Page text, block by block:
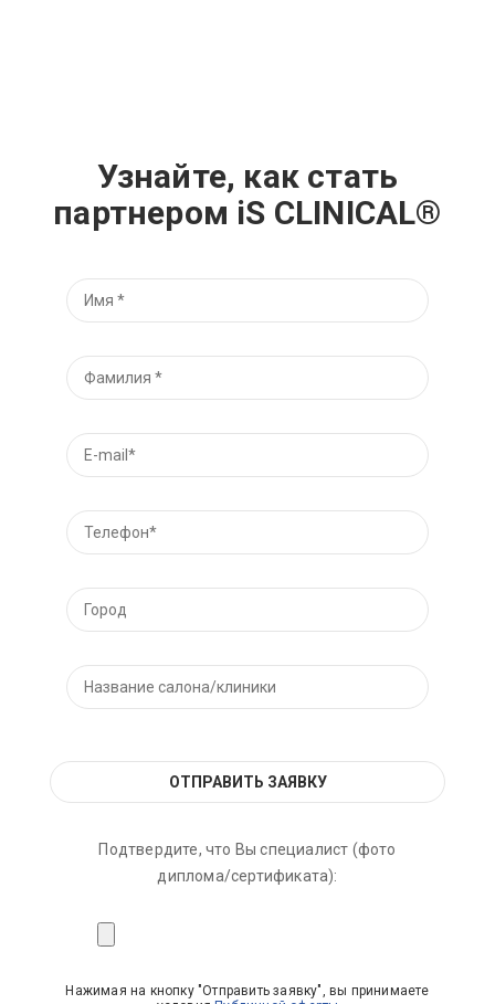
Узнайте, как стать
партнером iS CLINICAL®
Подтвердите, что Вы специалист (фото
диплома/сертификата):
Нажимая на кнопку "Отправить заявку", вы принимаете